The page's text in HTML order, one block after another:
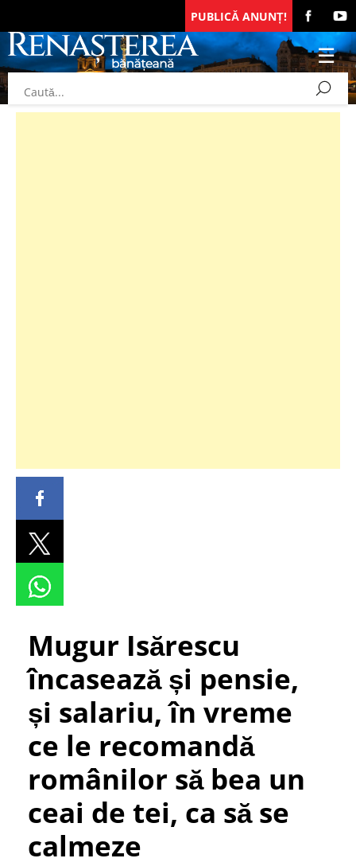
PUBLICĂ ANUNȚ!
Mugur Isărescu
încasează și pensie,
și salariu, în vreme
ce le recomandă
românilor să bea un
ceai de tei, ca să se
calmeze